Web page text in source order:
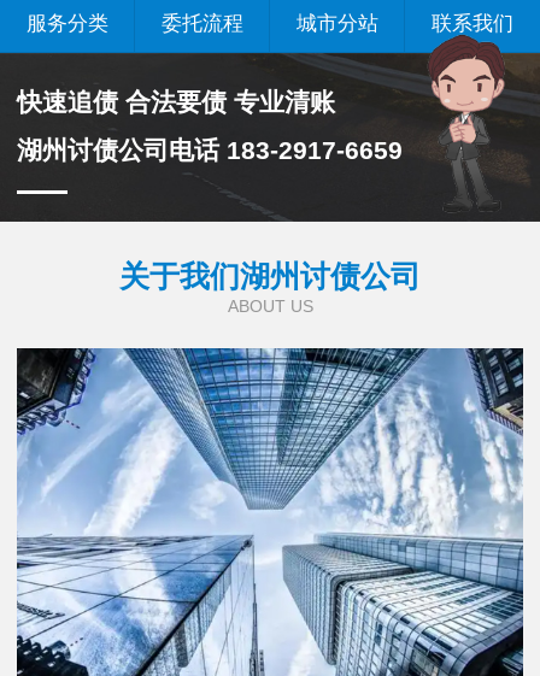
服务分类 委托流程 城市分站 联系我们
快速追债 合法要债 专业清账
湖州讨债公司电话 183-2917-6659
关于我们湖州讨债公司
ABOUT US